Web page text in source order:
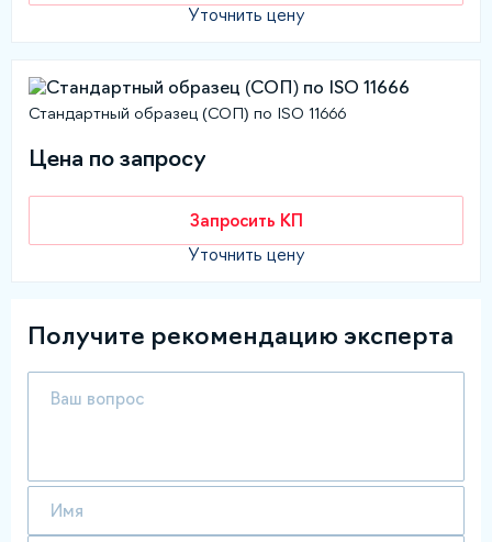
Уточнить цену
Стандартный образец (СОП) по ISO 11666
Цена по запросу
Запросить КП
Уточнить цену
Получите рекомендацию эксперта